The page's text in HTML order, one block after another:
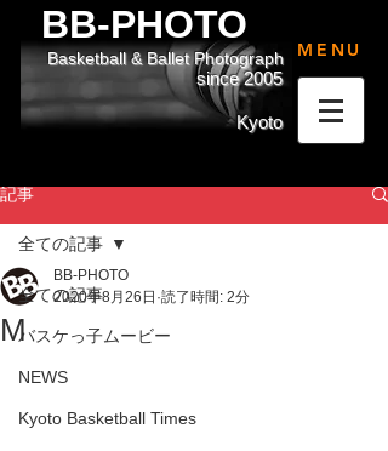
BB-PHOTO
since 2005
Basketball & Ballet Photograph
Kyoto
MENU
記事
全ての記事
バスケっ子ムービー
NEWS
Kyoto Basketball Times
全ての記事
M
BB-PHOTO
2020年8月26日 読了時間: 2分